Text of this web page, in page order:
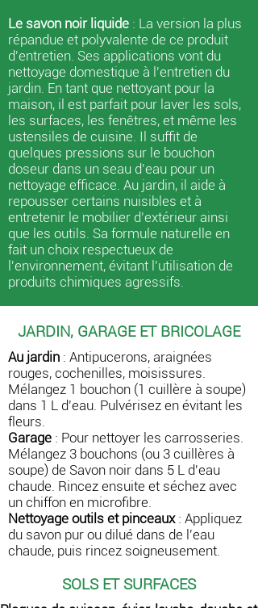
Le savon noir liquide : La version la plus
répandue et polyvalente de ce produit
d'entretien. Ses applications vont du
nettoyage domestique à l'entretien du
jardin. En tant que nettoyant pour la
maison, il est parfait pour laver les sols,
les surfaces, les fenêtres, et même les
ustensiles de cuisine. Il suffit de
quelques pressions sur le bouchon
doseur dans un seau d'eau pour un
nettoyage efficace. Au jardin, il aide à
repousser certains nuisibles et à
entretenir le mobilier d'extérieur ainsi
que les outils. Sa formule naturelle en
fait un choix respectueux de
l'environnement, évitant l'utilisation de
produits chimiques agressifs.
JARDIN, GARAGE ET BRICOLAGE
Au jardin : Antipucerons, araignées
rouges, cochenilles, moisissures.
Mélangez 1 bouchon (1 cuillère à soupe)
dans 1 L d'eau. Pulvérisez en évitant les
fleurs.
Garage : Pour nettoyer les carrosseries.
Mélangez 3 bouchons (ou 3 cuillères à
soupe) de Savon noir dans 5 L d'eau
chaude. Rincez ensuite et séchez avec
un chiffon en microfibre.
Nettoyage outils et pinceaux: Appliquez
du savon pur ou dilué dans de l'eau
chaude, puis rincez soigneusement.
SOLS ET SURFACES